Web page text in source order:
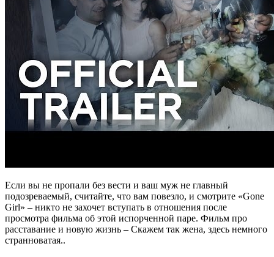
Если вы не пропали без вести и ваш муж не главный
подозреваемый, считайте, что вам повезло, и смотрите «Gone
Girl» – никто не захочет вступать в отношения после
просмотра фильма об этой испорченной паре. Фильм про
расставание и новую жизнь – Скажем так жена, здесь немного
странноватая..